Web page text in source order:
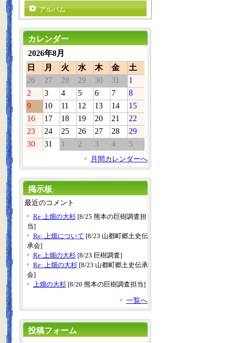
アルバム
カレンダー
2026年8月
日
月 火 水 木 金
土
26
27 28 29 30 31
1
2
3 4 5 6 7
8
9
10 11 12 13 14
15
16
17 18 19 20 21
22
23
24 25 26 27 28
29
30
31 1 2 3 4 5
月間カレンダーへ
掲示板
最近のコメント
Re:上畑の大杉 [8/25 熊本の巨樹調査担
当]
Re: 上畑について [8/23 山都町郷土史伝
承会]
Re:上畑の大杉 [8/23 巨樹調査]
Re: 上畑の大杉 [8/23 山都町郷土史伝承
会]
上畑の大杉 [8/20 熊本の巨樹調査担当]
一覧へ
投稿フォーム